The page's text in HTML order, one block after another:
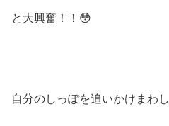
と大興奮！！😳
自分のしっぽを追いかけまわし